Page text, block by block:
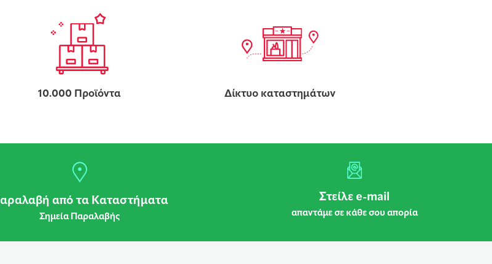
10.000 Προϊόντα Δίκτυο καταστημάτων
από τα Καταστήματα
Σημεία Παραλαβής
Στείλε e-mail
απαντάμε σε κάθε σου απορία